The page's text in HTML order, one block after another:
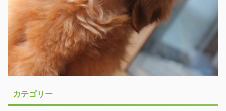
カテゴリー